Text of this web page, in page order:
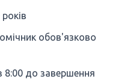
обов'язково
8:00 до завершення